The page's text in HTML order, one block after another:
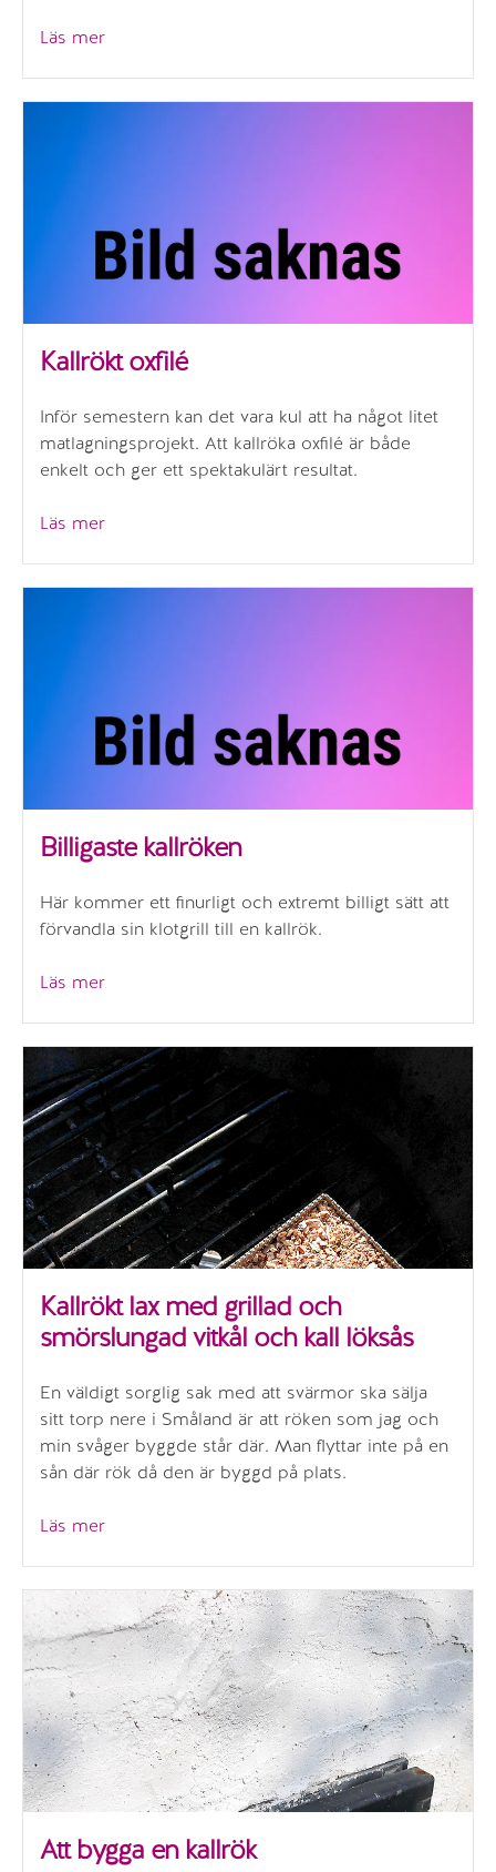
Läs mer”Rökt
Kallrökt oxfilé
Inför semestern kan det vara kul att ha något litet
matlagningsprojekt. Att kallröka oxfilé är både
enkelt och ger ett spektakulärt resultat.
Läs mer”Kallrökt
Billigaste kallröken
Här kommer ett finurligt och extremt billigt sätt att
förvandla sin klotgrill till en kallrök.
Läs mer”Billigaste
Kallrökt lax med grillad och
smörslungad vitkål och kall löksås
En väldigt sorglig sak med att svärmor ska sälja
sitt torp nere i Småland är att röken som jag och
min svåger byggde står där. Man flyttar inte på en
sån där rök då den är byggd på plats.
Läs mer”Kallrökt
grillad
och
smörslungad
vitkål
och
kall
löksås”
Att bygga en kallrök